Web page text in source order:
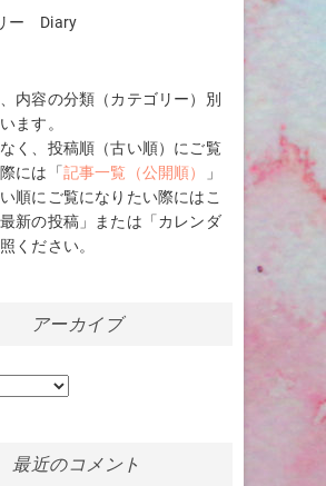
ー Diary
内容の分類（カテゴリー）別
ます。
く、投稿順（古い順）にご覧
には「記事一覧（公開順）
」
順にご覧になりたい際にはこ
新の投稿」または「カレンダ
ください。
アーカイブ
最近のコメント